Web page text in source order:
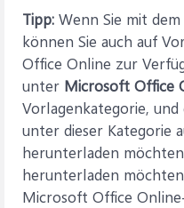
Tipp: Wenn Sie mit
können Sie auch auf
Office Online zur
unter Microsoft Office
Vorlagenkategorie,
unter dieser Kategorie
herunterladen
herunterladen
Microsoft Office